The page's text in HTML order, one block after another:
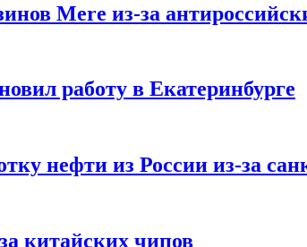
Mere из-за
работу в Екатеринбурге
нефти из России из-за
китайских чипов